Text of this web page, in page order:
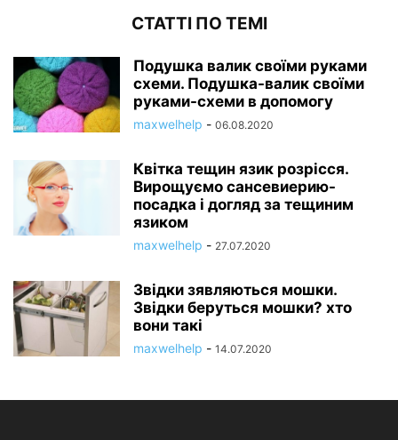
СТАТТІ ПО ТЕМІ
Подушка валик своїми руками
схеми. Подушка-валик своїми
руками-схеми в допомогу
maxwelhelp - 06.08.2020
Квітка тещин язик розрісся.
Вирощуємо сансевиерию-
посадка і догляд за тещиним
язиком
maxwelhelp - 27.07.2020
Звідки зявляються мошки.
Звідки беруться мошки? хто
вони такі
maxwelhelp - 14.07.2020